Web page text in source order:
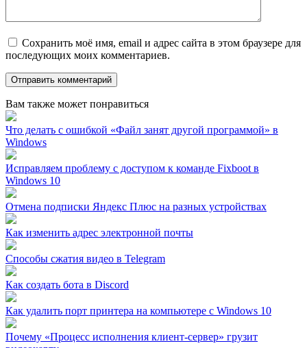
Сохранить моё имя, email и адрес сайта в этом браузере для
последующих моих комментариев.
Вам также может понравиться
Что делать с ошибкой «Файл занят другой программой» в
Windows
Исправляем проблему с доступом к команде Fixboot в
Windows 10
Отмена подписки Яндекс Плюс на разных устройствах
Как изменить адрес электронной почты
Способы сжатия видео в Telegram
Как создать бота в Discord
Как удалить порт принтера на компьютере с Windows 10
Почему «Процесс исполнения клиент-сервер» грузит